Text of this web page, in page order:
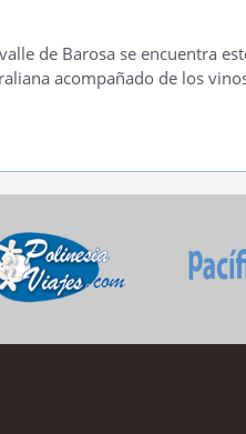
de Barosa se encuentra
acompañado de los